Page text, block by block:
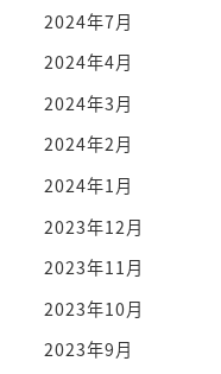
2024年7月
2024年4月
2024年3月
2024年2月
2024年1月
2023年12月
2023年11月
2023年10月
2023年9月